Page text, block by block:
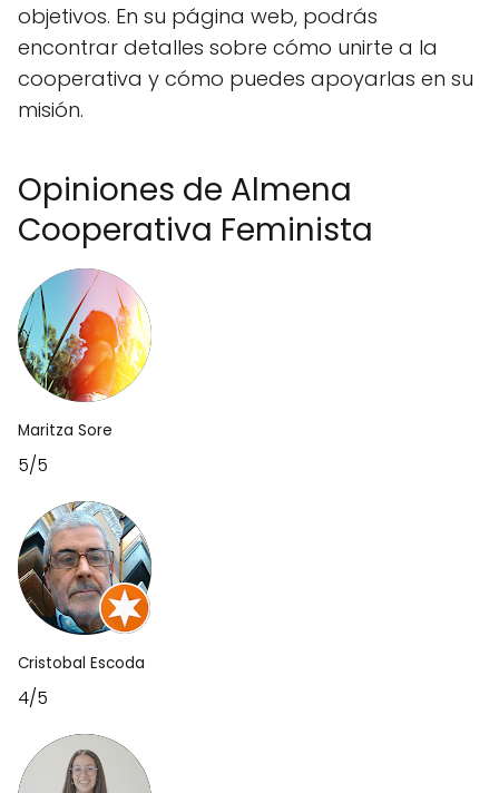
objetivos. En su página web, podrás
encontrar detalles sobre cómo unirte a la
cooperativa y cómo puedes apoyarlas en su
misión.
Opiniones de Almena
Cooperativa Feminista
Maritza Sore
5/5
Cristobal Escoda
4/5